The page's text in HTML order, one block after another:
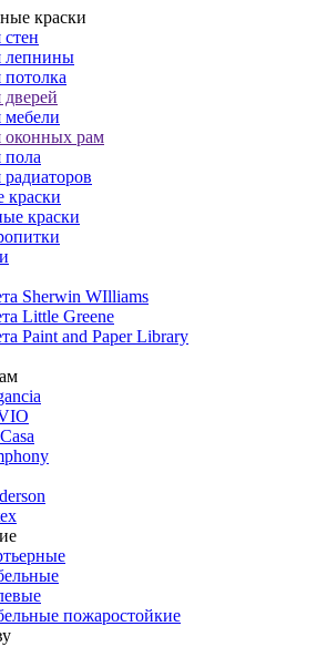
краски
лепнины
потолка
дверей
мебели
оконных рам
пола
радиаторов
краски
краски
Sherwin WIlliams
Little Greene
Paint and Paper Library
пожаростойкие